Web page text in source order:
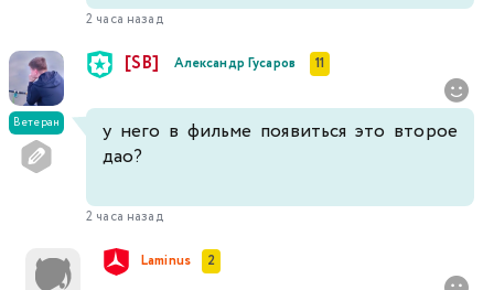
2 часа назад
Ветеран
[SB] Александр Гусаров 11
у него в фильме появиться это второе
дао?
2 часа назад
Laminus 2